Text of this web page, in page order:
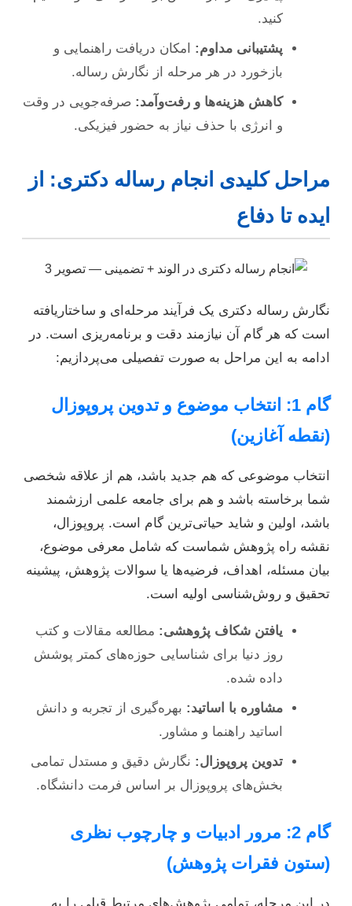
کنید.
پشتیبانی مداوم: امکان دریافت راهنمایی و
بازخورد در هر مرحله از نگارش رساله.
کاهش هزینه‌ها و رفت‌وآمد: صرفه‌جویی در وقت
و انرژی با حذف نیاز به حضور فیزیکی.
مراحل کلیدی انجام رساله دکتری: از
ایده تا دفاع
نگارش رساله دکتری یک فرآیند مرحله‌ای و ساختاریافته
است که هر گام آن نیازمند دقت و برنامه‌ریزی است. در
ادامه به این مراحل به صورت تفصیلی می‌پردازیم:
گام 1: انتخاب موضوع و تدوین پروپوزال
(نقطه آغازین)
انتخاب موضوعی که هم جدید باشد، هم از علاقه شخصی
شما برخاسته باشد و هم برای جامعه علمی ارزشمند
باشد، اولین و شاید حیاتی‌ترین گام است. پروپوزال،
نقشه راه پژوهش شماست که شامل معرفی موضوع،
بیان مسئله، اهداف، فرضیه‌ها یا سوالات پژوهش، پیشینه
تحقیق و روش‌شناسی اولیه است.
یافتن شکاف پژوهشی: مطالعه مقالات و کتب
روز دنیا برای شناسایی حوزه‌های کمتر پوشش
داده شده.
مشاوره با اساتید: بهره‌گیری از تجربه و دانش
اساتید راهنما و مشاور.
تدوین پروپوزال: نگارش دقیق و مستدل تمامی
بخش‌های پروپوزال بر اساس فرمت دانشگاه.
گام 2: مرور ادبیات و چارچوب نظری
(ستون فقرات پژوهش)